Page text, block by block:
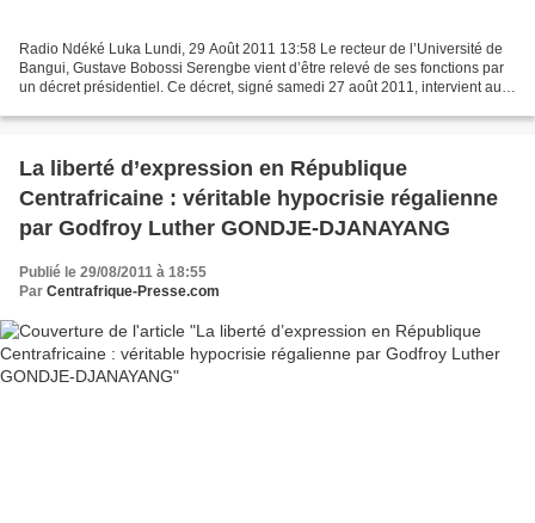
Radio Ndéké Luka Lundi, 29 Août 2011 13:58 Le recteur de l’Université de
Bangui, Gustave Bobossi Serengbe vient d’être relevé de ses fonctions par
un décret présidentiel. Ce décret, signé samedi 27 août 2011, intervient au
La liberté d’expression en République
Centrafricaine : véritable hypocrisie régalienne
par Godfroy Luther GONDJE-DJANAYANG
Publié le 29/08/2011 à 18:55
Par Centrafrique-Presse.com